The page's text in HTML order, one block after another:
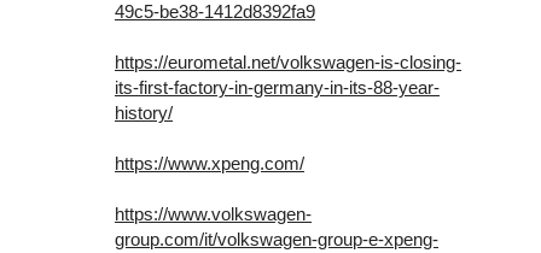
49c5-be38-1412d8392fa9
https://eurometal.net/volkswagen-is-closing-
its-first-factory-in-germany-in-its-88-year-
history/
https://www.xpeng.com/
https://www.volkswagen-
group.com/it/volkswagen-group-e-xpeng-